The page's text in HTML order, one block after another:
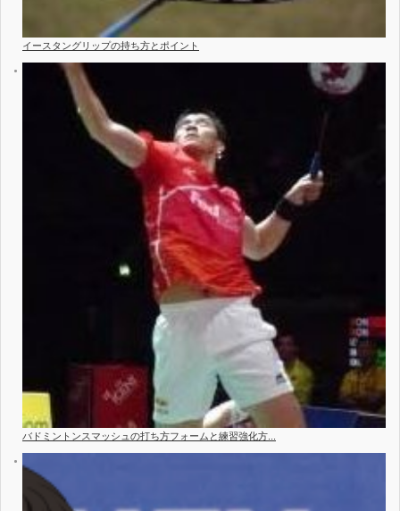
イースタングリップの持ち方とポイント
バドミントンスマッシュの打ち方フォームと練習強化方...